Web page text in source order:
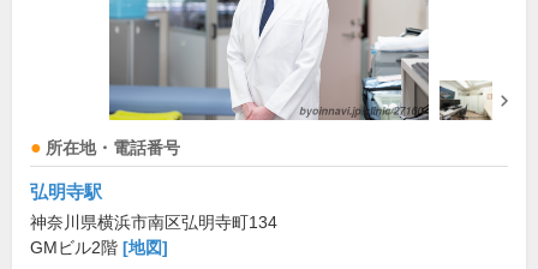
所在地・電話番号
弘明寺駅
神奈川県横浜市南区弘明寺町134
GMビル2階 [地図]